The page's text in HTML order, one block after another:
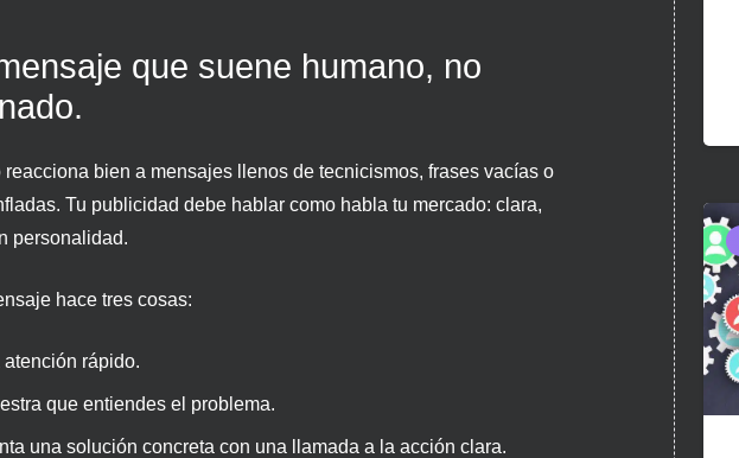
que suene humano, no
reacciona bien a mensajes llenos de tecnicismos, frases vacías o
Tu publicidad debe hablar como habla tu mercado: clara,
personalidad.
hace tres cosas:
atención rápido.
que entiendes el problema.
una solución concreta con una llamada a la acción clara.